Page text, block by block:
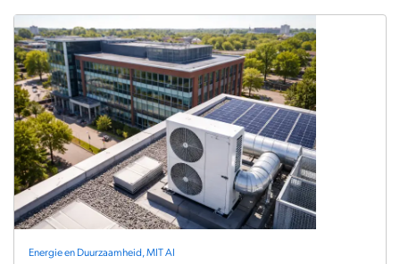
Energie en Duurzaamheid MIT AI